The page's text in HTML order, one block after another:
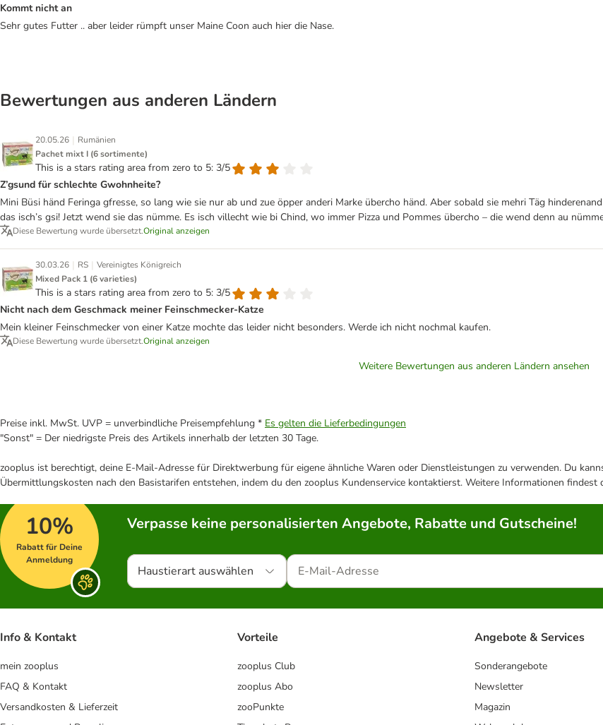
Kommt nicht an
Sehr gutes Futter .. aber leider rümpft unser Maine Coon auch hier die Nase.
Bewertungen aus anderen Ländern
20.05.26 | Rumänien
Pachet mixt I (6 sortimente)
This is a stars rating area from zero to 5: 3/5
Z’gsund für schlechte Gwohnheite?
Mini Büsi händ Feringa gfresse, so lang wie sie nur ab und zue öpper anderi Marke übercho händ. Aber sobald sie mehri Täg
das isch’s gsi! Jetzt wend sie das nümme. Es isch villecht wie bi Chind, wo immer Pizza und Pommes übercho – die wend denn au
Diese Bewertung wurde übersetzt.Original anzeigen
30.03.26 | RS | Vereinigtes Königreich
Mixed Pack 1 (6 varieties)
This is a stars rating area from zero to 5: 3/5
Nicht nach dem Geschmack meiner Feinschmecker-Katze
Mein kleiner Feinschmecker von einer Katze mochte das leider nicht besonders. Werde ich nicht nochmal kaufen.
Diese Bewertung wurde übersetzt.Original anzeigen
Weitere Bewertungen aus anderen Ländern ansehen
Preise inkl. MwSt. UVP = unverbindliche Preisempfehlung * Es gelten die Lieferbedingungen
"Sonst" = Der niedrigste Preis des Artikels innerhalb der letzten 30 Tage.
zooplus ist berechtigt, deine E-Mail-Adresse für Direktwerbung für eigene ähnliche Waren oder Dienstleistungen zu verwenden. Du
Übermittlungskosten nach den Basistarifen entstehen, indem du den zooplus Kundenservice kontaktierst. Weitere Informationen findest
10%
Rabatt für Deine
Anmeldung
Verpasse keine personalisierten Angebote, Rabatte und Gutscheine!
Haustierart auswählen
Info & Kontakt
mein zooplus
FAQ & Kontakt
Versandkosten & Lieferzeit
Vorteile
zooplus Club
zooplus Abo
zooPunkte
Angebote & Services
Sonderangebote
Newsletter
Magazin